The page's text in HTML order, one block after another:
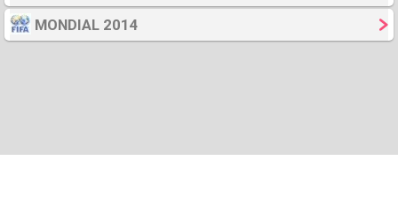
MONDIAL 2014